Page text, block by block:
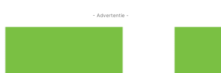
- Advertentie -